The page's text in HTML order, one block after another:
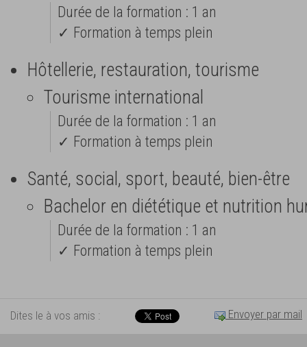
Durée de la formation : 1 an
✓ Formation à temps plein
Hôtellerie, restauration, tourisme
Tourisme international
Durée de la formation : 1 an
✓ Formation à temps plein
Santé, social, sport, beauté, bien-être
Bachelor en diététique et nutrition
Durée de la formation : 1 an
✓ Formation à temps plein
Dites le à vos amis : Envoyer par mail